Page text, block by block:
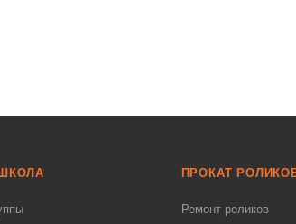
ПРОКАТ
Ремонт роликов